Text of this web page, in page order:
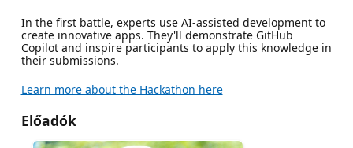
In the first battle, experts use AI-assisted development to
create innovative apps. They'll demonstrate GitHub
Copilot and inspire participants to apply this knowledge in
their submissions.
Learn more about the Hackathon here
Előadók